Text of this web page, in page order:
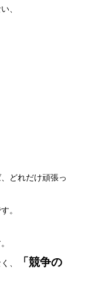
、
どれだけ頑張っ
。
、
「競争の